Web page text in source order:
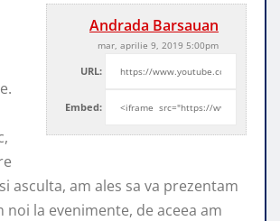
Andrada Barsauan
mar, aprilie 9, 2019 5:00pm
URL:
Embed:
asculta, am ales sa va prezentam
noi la evenimente, de aceea am